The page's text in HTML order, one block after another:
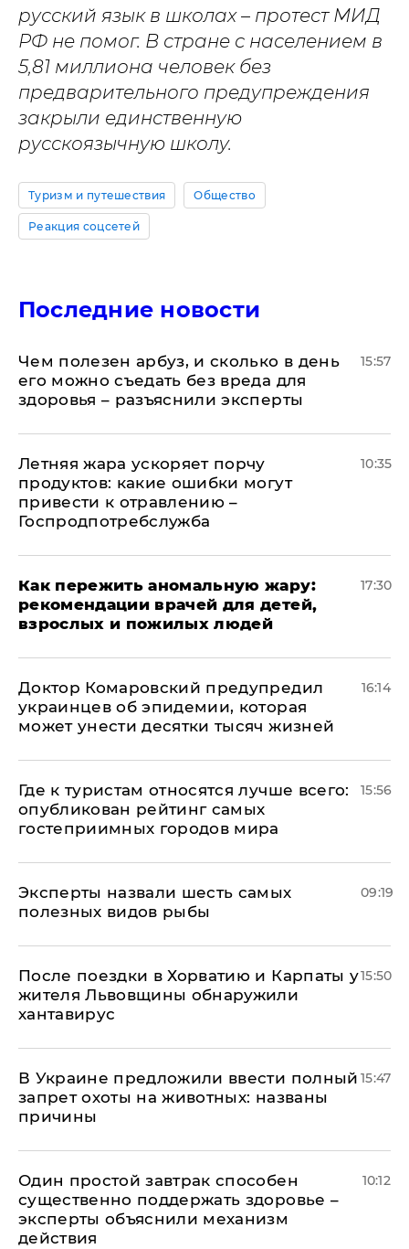
русский язык в школах – протест МИД
РФ не помог. В стране с населением в
5,81 миллиона человек без
предварительного предупреждения
закрыли единственную
русскоязычную школу.
Туризм и путешествия Общество
Реакция соцсетей
Последние новости
Чем полезен арбуз, и сколько в день
его можно съедать без вреда для
здоровья – разъяснили эксперты
15:57
Летняя жара ускоряет порчу
продуктов: какие ошибки могут
привести к отравлению –
Госпродпотребслужба
10:35
Как пережить аномальную жару:
рекомендации врачей для детей,
взрослых и пожилых людей
17:30
Доктор Комаровский предупредил
украинцев об эпидемии, которая
может унести десятки тысяч жизней
16:14
Где к туристам относятся лучше всего:
опубликован рейтинг самых
гостеприимных городов мира
15:56
Эксперты назвали шесть самых
полезных видов рыбы
09:19
После поездки в Хорватию и Карпаты у
жителя Львовщины обнаружили
хантавирус
15:50
В Украине предложили ввести полный
запрет охоты на животных: названы
причины
15:47
Один простой завтрак способен
существенно поддержать здоровье –
эксперты объяснили механизм
действия
10:12